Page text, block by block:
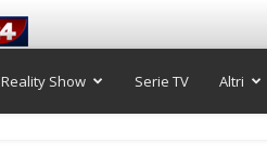
Reality Show Serie TV Altri